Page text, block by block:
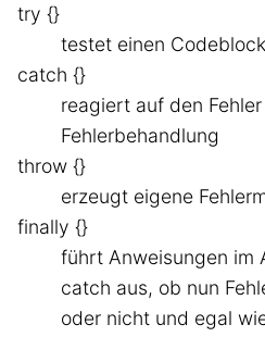
try {}
testet einen
catch {}
reagiert auf den
Fehlerbehandlung
throw {}
erzeugt eigene
finally {}
führt Anweisungen im
catch aus, ob nun
oder nicht und egal